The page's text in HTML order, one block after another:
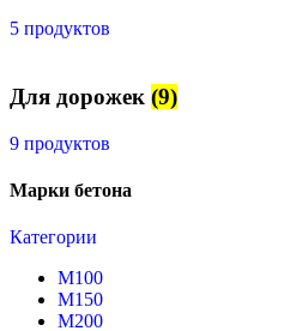
5 продуктов
Для дорожек (9)
9 продуктов
Марки бетона
Категории
М100
М150
М200